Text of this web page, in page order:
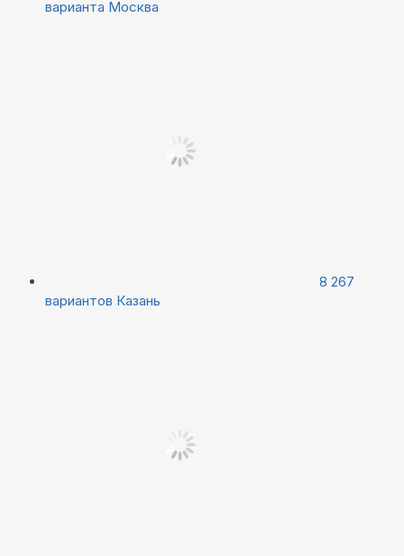
варианта Москва
8 267
вариантов Казань